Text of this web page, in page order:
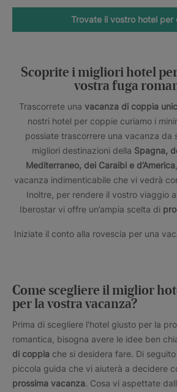
Trovate il vostro hotel per
Scoprite i migliori hotel
vostra fuga
Trascorrete una vacanza di coppia
nostri hotel per coppie curiamo i
possiate trascorrere una vacanza da
migliori destinazioni della Spagna,
Mediterraneo, dei Caraibi e d’America
vacanza indimenticabile che vi vedrà
Inoltre, per rendere il vostro viaggio
Iberostar vi offre un’ampia scelta di
Iniziate il conto alla rovescia per una
Come scegliere il miglior
per la vostra vacanza?
Prima di scegliere l'hotel giusto per la
romantica, bisogna avere le idee ben
di coppia che si desidera fare. Di
piccola guida che vi aiuterà a decidere
prossima vacanza. Cosa vi aspettate